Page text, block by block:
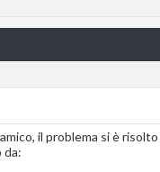
il problema si è
da: